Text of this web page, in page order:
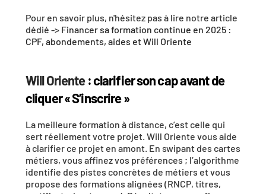
Pour en savoir plus, n'hésitez pas à lire notre article
dédié -> Financer sa formation continue en 2025 :
CPF, abondements, aides et Will Oriente
Will Oriente : clarifier son cap avant de
cliquer « S’inscrire »
sert réellement votre projet. Will Oriente vous aide
à clarifier ce projet en amont. En swipant des cartes
métiers, vous affinez vos préférences ; l’algorithme
identifie des pistes concrètes de métiers et vous
propose des formations alignées (RNCP, titres,